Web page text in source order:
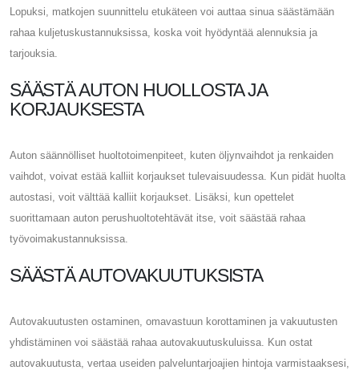
Lopuksi, matkojen suunnittelu etukäteen voi auttaa sinua säästämään
rahaa kuljetuskustannuksissa, koska voit hyödyntää alennuksia ja
tarjouksia.
SÄÄSTÄ AUTON HUOLLOSTA JA
KORJAUKSESTA
Auton säännölliset huoltotoimenpiteet, kuten öljynvaihdot ja renkaiden
vaihdot, voivat estää kalliit korjaukset tulevaisuudessa. Kun pidät huolta
autostasi, voit välttää kalliit korjaukset. Lisäksi, kun opettelet
suorittamaan auton perushuoltotehtävät itse, voit säästää rahaa
työvoimakustannuksissa.
SÄÄSTÄ AUTOVAKUUTUKSISTA
Autovakuutusten ostaminen, omavastuun korottaminen ja vakuutusten
yhdistäminen voi säästää rahaa autovakuutuskuluissa. Kun ostat
autovakuutusta, vertaa useiden palveluntarjoajien hintoja varmistaaksesi,